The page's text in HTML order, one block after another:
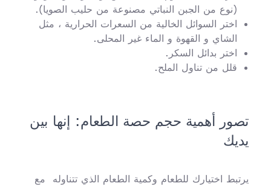
(نوع من الجبن النباتي مصنوعة من حليب الصويا).
اختر السوائل الخالية من السعرات الحرارية ، مثل
الشاي و القهوة و الماء غير المحلى.
اختر بدائل السكر.
قلل من تناول الملح.
تصور أهمية حجم حصة الطعام: إنها بين
يديك
يرتبط اختيارك للطعام وكمية الطعام الذي تتناوله مع